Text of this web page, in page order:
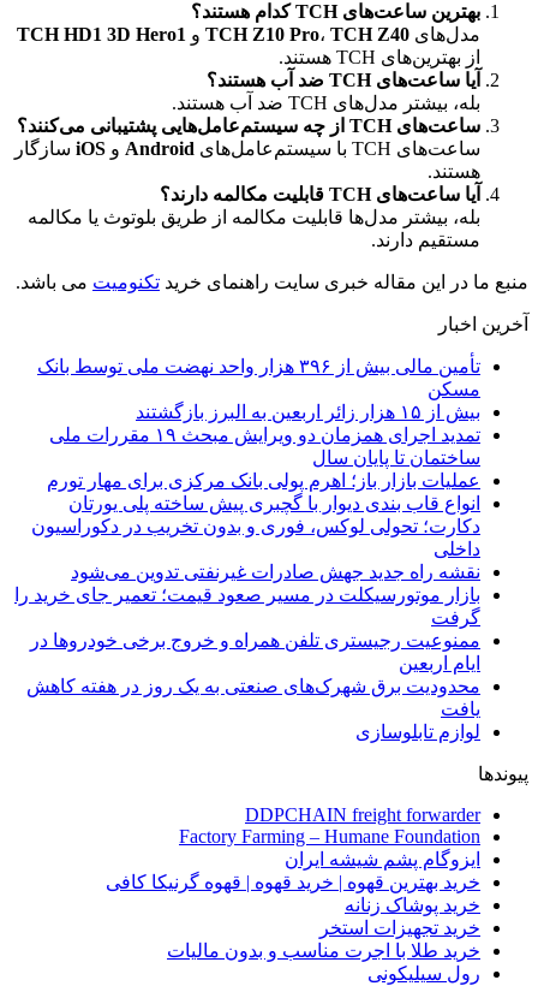
بهترین ساعت‌های TCH کدام هستند؟
مدل‌های
TCH Z10 Pro، TCH Z40 و TCH HD1 3D Hero1
از بهترین‌های TCH هستند.
آیا ساعت‌های TCH ضد آب هستند؟
بله، بیشتر مدل‌های TCH ضد آب هستند.
ساعت‌های TCH از چه سیستم‌عامل‌هایی پشتیبانی می‌کنند؟
ساعت‌های TCH با سیستم‌عامل‌های
Android و iOS سازگار
هستند.
آیا ساعت‌های TCH قابلیت مکالمه دارند؟
بله، بیشتر مدل‌ها قابلیت مکالمه از طریق بلوتوث یا مکالمه
مستقیم دارند.
منبع ما در این مقاله خبری سایت راهنمای خرید تکنومیت می باشد.
آخرین اخبار
تأمین مالی بیش از ۳۹۶ هزار واحد نهضت ملی توسط بانک
مسکن
بیش از ۱۵ هزار زائر اربعین به البرز بازگشتند
تمدید اجرای همزمان دو ویرایش مبحث ۱۹ مقررات ملی
ساختمان تا پایان سال
عملیات بازار باز؛ اهرم پولی بانک مرکزی برای مهار تورم
انواع قاب بندی دیوار با گچبری پیش ساخته پلی یورتان
دکارت؛ تحولی لوکس، فوری و بدون تخریب در دکوراسیون
داخلی
نقشه راه جدید جهش صادرات غیرنفتی تدوین می‌شود
بازار موتورسیکلت در مسیر صعود قیمت؛ تعمیر جای خرید را
گرفت
ممنوعیت رجیستری تلفن همراه و خروج برخی خودروها در
ایام اربعین
محدودیت برق شهرک‌های صنعتی به یک روز در هفته کاهش
یافت
لوازم تابلوسازی
پیوندها
DDPCHAIN freight forwarder
Factory Farming – Humane Foundation
ایزوگام پشم شیشه ایران
خرید بهترین قهوه | خرید قهوه | قهوه گرنیکا کافی
خرید پوشاک زنانه
خرید تجهیزات استخر
خرید طلا با اجرت مناسب و بدون مالیات
رول سیلیکونی